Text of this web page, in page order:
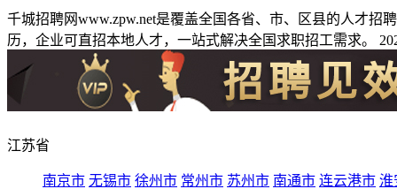
千城招聘网www.zpw.net是覆盖全国各省、市、区县的人才
历，企业可直招本地人才，一站式解决全国求职招工需求。
江苏省
南京市 无锡市 徐州市 常州市 苏州市 南通市 连云港市 淮